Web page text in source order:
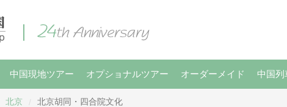
中国現地ツアー オプショナルツアー オーダーメイド 中国列
北京 北京胡同・四合院文化